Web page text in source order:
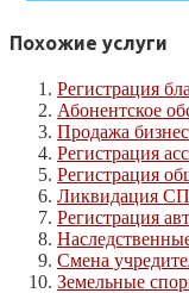
Похожие услуги
Регистрация
Абонентское
Продажа
Регистрация
Регистрация
Ликвидация
Регистрация
Смена
Земельные